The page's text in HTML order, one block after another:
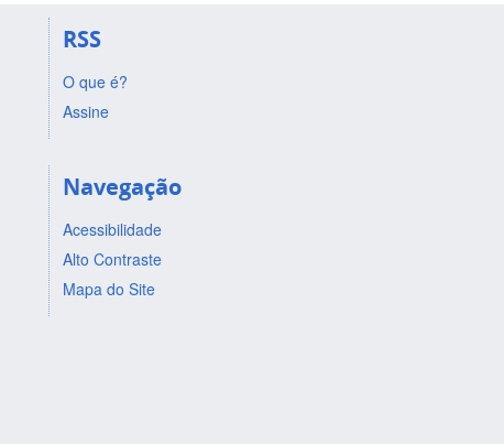
RSS
O que é?
Assine
Navegação
Acessibilidade
Alto Contraste
Mapa do Site